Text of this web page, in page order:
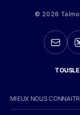
© 2026
MIEUX NOUS